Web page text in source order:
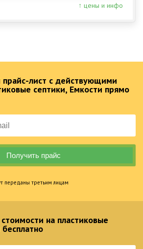
↑ цены и инфо
лист с действующими
септики, Емкости прямо
переданы третьим лицам
на пластиковые